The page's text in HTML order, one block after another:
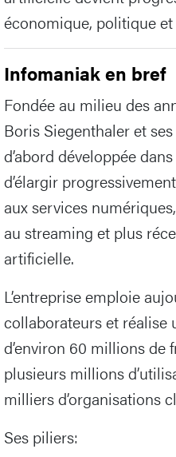
économique, politique
Infomaniak en bref
Fondée au milieu des
Boris Siegenthaler et
d’abord développée
d’élargir
aux services
au streaming et plus
artificielle.
L’entreprise emploie
collaborateurs et réalise
d’environ 60 millions de
plusieurs millions
milliers d’organisations
Ses piliers: